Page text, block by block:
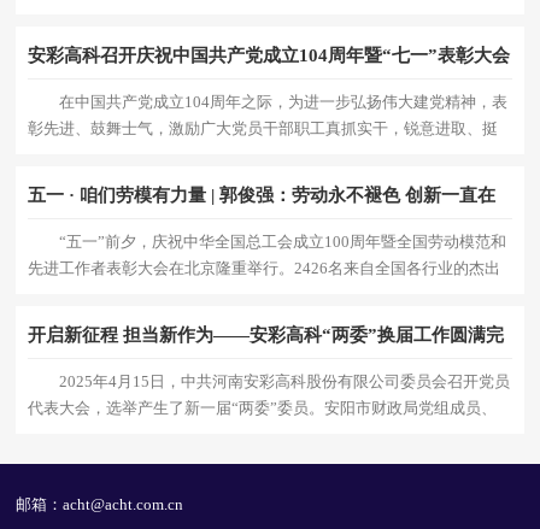
安彩高科召开庆祝中国共产党成立104周年暨“七一”表彰大会
在中国共产党成立104周年之际，为进一步弘扬伟大建党精神，表
彰先进、鼓舞士气，激励广大党员干部职工真抓实干，锐意进取、挺
五一 · 咱们劳模有力量 | 郭俊强：劳动永不褪色 创新一直在
“五一”前夕，庆祝中华全国总工会成立100周年暨全国劳动模范和
先进工作者表彰大会在北京隆重举行。2426名来自全国各行业的杰出
开启新征程 担当新作为——安彩高科“两委”换届工作圆满完
2025年4月15日，中共河南安彩高科股份有限公司委员会召开党员
代表大会，选举产生了新一届“两委”委员。安阳市财政局党组成员、
邮箱：acht@acht.com.cn